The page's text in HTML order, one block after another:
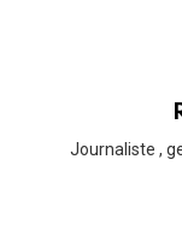
Journaliste ,